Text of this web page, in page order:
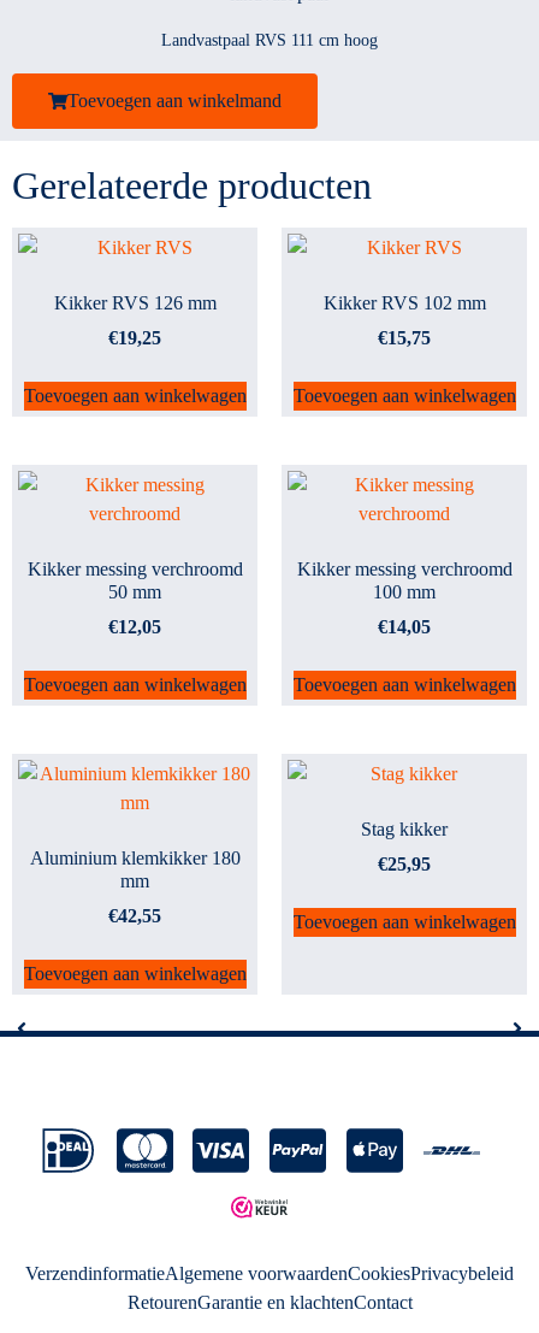
Landvastpaal RVS 111 cm hoog
Toevoegen aan winkelmand
Gerelateerde producten
Kikker RVS 126 mm
€19,25
Toevoegen aan winkelwagen
Kikker RVS 102 mm
€15,75
Toevoegen aan winkelwagen
Kikker messing verchroomd
50 mm
€12,05
Toevoegen aan winkelwagen
Kikker messing verchroomd
100 mm
€14,05
Toevoegen aan winkelwagen
Aluminium klemkikker 180
mm
€42,55
Toevoegen aan winkelwagen
Stag kikker
€25,95
Toevoegen aan winkelwagen
VerzendinformatieAlgemene voorwaardenCookiesPrivacybeleid
RetourenGarantie en klachtenContact